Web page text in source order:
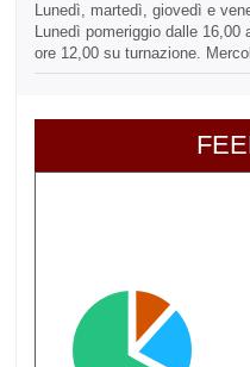
Lunedì, martedì, giovedì e
Lunedì pomeriggio dalle
ore 12,00 su turnazione.